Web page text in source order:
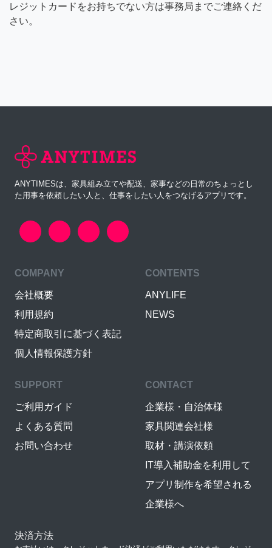
レジットカードをお持ちでない方は事務局までご連絡くだ
さい。
ANYTIMESは、家具組み立てや配送、家事などの日常のちょっとし
た用事を依頼したい人と、仕事をしたい人をつなげるアプリです。
COMPANY
会社概要
利用規約
特定商取引に基づく表記
個人情報保護方針
CONTENTS
ANYLIFE
NEWS
SUPPORT
ご利用ガイド
よくある質問
お問い合わせ
CONTACT
企業様・自治体様
家具関連会社様
取材・講演依頼
IT導入補助金を利用して
アプリ制作を希望される
企業様へ
決済方法